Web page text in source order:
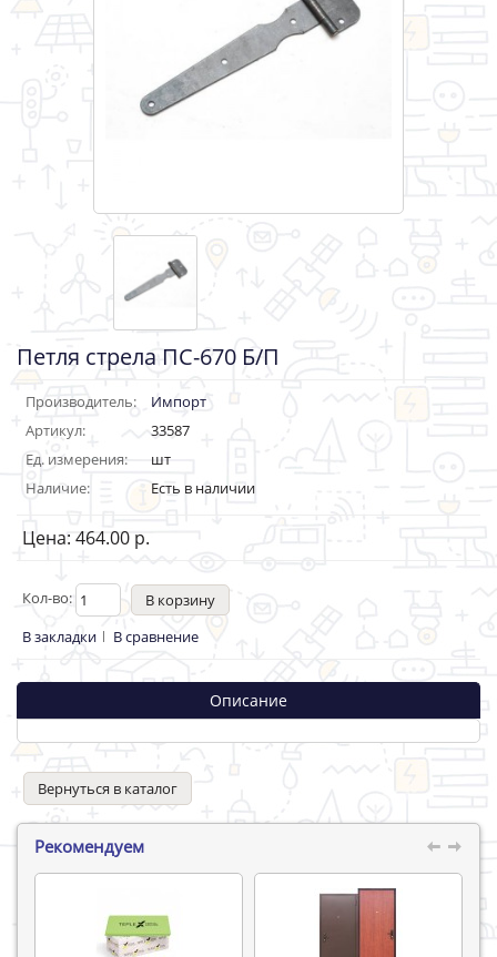
Петля стрела ПС-670 Б/П
Производитель:
Импорт
Артикул:
33587
Ед. измерения:
шт
Наличие:
Есть в наличии
Цена: 464.00 р.
Кол-во:
В закладки
В сравнение
Описание
Вернуться в каталог
Рекомендуем